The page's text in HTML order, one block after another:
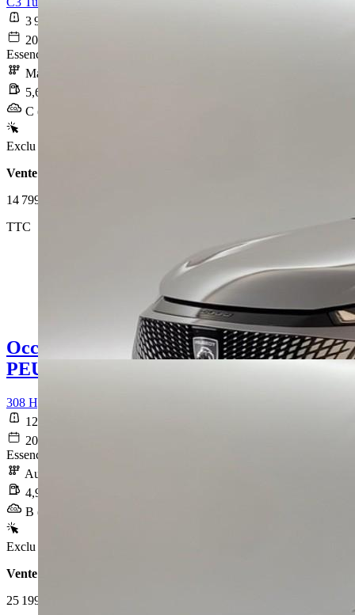
3 914 km
2025-06-30
Essence sans plomb
Manuelle
5,6 l/100km
C (126 g/km)
Exclu Web
Vente 100% en ligne
14 799 €
TTC
Occasion
PEUGEOT 308
308 Hybrid 145 e-DCS6 Allure
12 933 km
2025-09-11
Essence sans plomb
Automatique
4,9 l/100km
B (110 g/km)
Exclu Web
Vente 100% en ligne
25 199 €